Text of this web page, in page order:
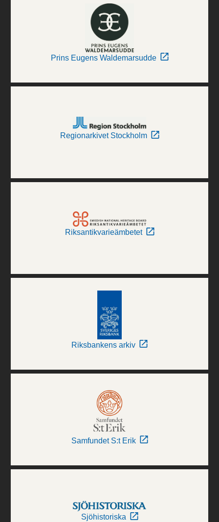
Prins Eugens Waldemarsudde
Regionarkivet Stockholm
Riksantikvarieämbetet
Riksbankens arkiv
Samfundet S:t Erik
Sjöhistoriska